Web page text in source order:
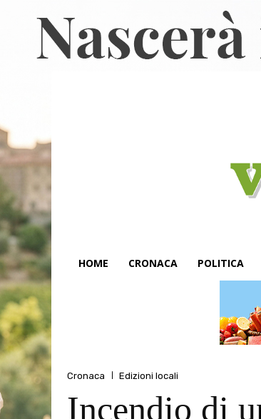
HOME CRONACA POLITICA
Cronaca Edizioni locali
Incendio di